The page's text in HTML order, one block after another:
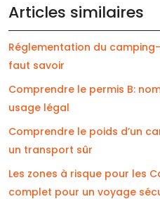
Articles similaires
Réglementation du
faut savoir
Comprendre le permis B:
usage légal
Comprendre le poids d’un
un transport sûr
Les zones à risque pour les
complet pour un voyage